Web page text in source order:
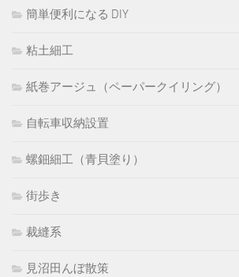
簡単便利になる DIY
粘土細工
紙巻アージュ（ペーパークイリング）
自転車収納設置
螺鈿細工（青貝塗り）
街歩き
裁縫系
見沼田んぼ散策